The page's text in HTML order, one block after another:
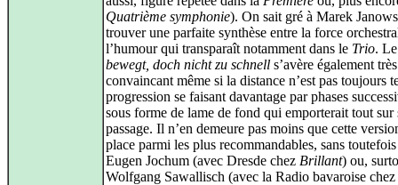
Quatrième symphonie). On sait gré à Marek
trouver une parfaite synthèse entre la force
l’humour qui transparaît notamment dans le Trio.
bewegt, doch nicht zu schnell s’avère également très
convaincant même si la distance n’est pas toujours
progression se faisant davantage par phases
sous forme de lame de fond qui emporterait tout sur
passage. Il n’en demeure pas moins que cette
place parmi les plus recommandables, sans toutefois
Eugen Jochum (avec Dresde chez Brillant) ou,
Wolfgang Sawallisch (avec la Radio bavaroise chez